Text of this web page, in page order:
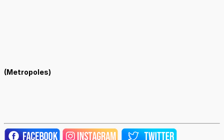
(Metropoles)